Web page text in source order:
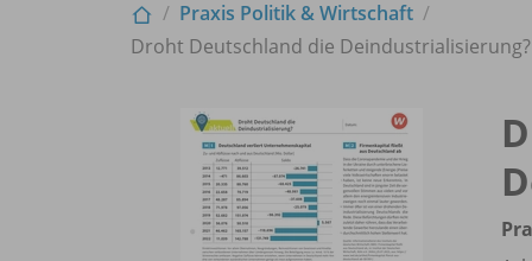
Praxis Politik & Wirtschaft
Droht Deutschland die